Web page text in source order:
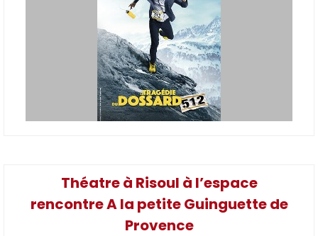
Théatre à Risoul à l’espace
rencontre A la petite Guinguette de
Provence